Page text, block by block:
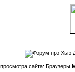
сайта: Браузеры